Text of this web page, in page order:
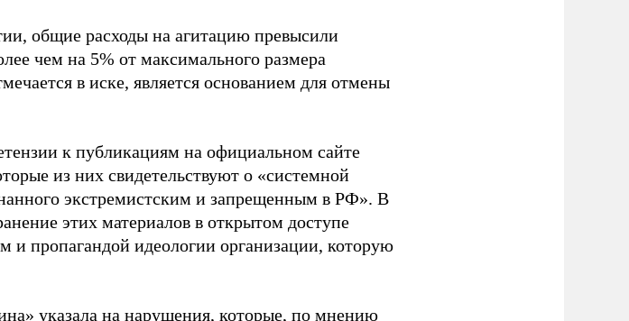
общие расходы на агитацию превысили
чем на 5% от максимального размера
в иске, является основанием для отмены
к публикациям на официальном сайте
из них свидетельствуют о «системной
экстремистским и запрещенным в РФ». В
этих материалов в открытом доступе
и пропагандой идеологии организации, которую
указала на нарушения, которые, по мнению